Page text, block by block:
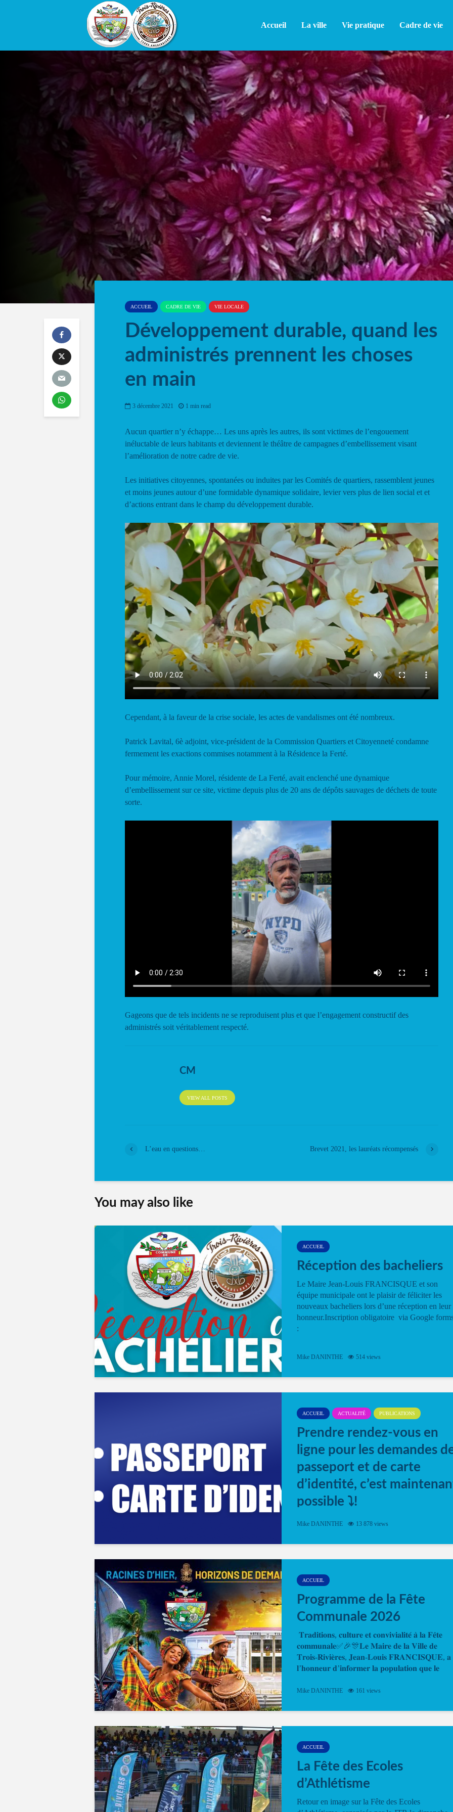
Accueil La ville Vie pratique Cadre de vie
ACCUEIL CADRE DE VIE VIE LOCALE
Développement durable, quand les
administrés prennent les choses
en main
3 décembre 2021 1 min read
Aucun quartier n’y échappe… Les uns après les autres, ils sont victimes de l’engouement
inéluctable de leurs habitants et deviennent le théâtre de campagnes d’embellissement visant
l’amélioration de notre cadre de vie.
Les initiatives citoyennes, spontanées ou induites par les Comités de quartiers, rassemblent jeunes
et moins jeunes autour d’une formidable dynamique solidaire, levier vers plus de lien social et et
d’actions entrant dans le champ du développement durable.
Cependant, à la faveur de la crise sociale, les actes de vandalismes ont été nombreux.
Patrick Lavital, 6è adjoint, vice-président de la Commission Quartiers et Citoyenneté condamne
fermement les exactions commises notamment à la Résidence la Ferté.
Pour mémoire, Annie Morel, résidente de La Ferté, avait enclenché une dynamique
d’embellissement sur ce site, victime depuis plus de 20 ans de dépôts sauvages de déchets de toute
sorte.
Gageons que de tels incidents ne se reproduisent plus et que l’engagement constructif des
administrés soit véritablement respecté.
CM
VIEW ALL POSTS
L’eau en questions… Brevet 2021, les lauréats récompensés
You may also like
ACCUEIL
Réception des bacheliers
Le Maire Jean-Louis FRANCISQUE et son
équipe municipale ont le plaisir de féliciter les
nouveaux bacheliers lors d’une réception en leur
honneur.Inscription obligatoire via Google
:
Mike DANINTHE 514 views
ACCUEIL ACTUALITÉ PUBLICATIONS
Prendre rendez-vous en
ligne pour les demandes
passeport et de carte
d’identité, c’est
possible ⤵️!
Désormais, il est possible de prendre rendez-
Mike DANINTHE 13 878 views
ACCUEIL
Programme de la Fête
Communale 2026
𝐓𝐫𝐚𝐝𝐢𝐭𝐢𝐨𝐧𝐬, 𝐜𝐮𝐥𝐭𝐮𝐫𝐞 𝐞𝐭 𝐜𝐨𝐧𝐯𝐢𝐯𝐢𝐚𝐥𝐢𝐭𝐞́ 𝐚̀ 𝐥𝐚 𝐅𝐞̂𝐭𝐞
𝐜𝐨𝐦𝐦𝐮𝐧𝐚𝐥𝐞✅🎉🎊𝐋𝐞 𝐌𝐚𝐢𝐫𝐞 𝐝𝐞 𝐥𝐚 𝐕𝐢𝐥𝐥𝐞 𝐝𝐞
𝐓𝐫𝐨𝐢𝐬-𝐑𝐢𝐯𝐢𝐞̀𝐫𝐞𝐬, 𝐉𝐞𝐚𝐧-𝐋𝐨𝐮𝐢𝐬 𝐅𝐑𝐀𝐍𝐂𝐈𝐒𝐐𝐔𝐄, 𝐚
𝐥’𝐡𝐨𝐧𝐧𝐞𝐮𝐫 𝐝’𝐢𝐧𝐟𝐨𝐫𝐦𝐞𝐫 𝐥𝐚 𝐩𝐨𝐩𝐮𝐥𝐚𝐭𝐢𝐨𝐧 𝐪𝐮𝐞 𝐥𝐞
Mike DANINTHE 161 views
ACCUEIL
La Fête des Ecoles
d’Athlétisme
Retour en image sur la Fête des Ecoles